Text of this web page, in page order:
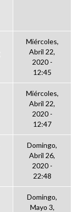
Miércoles,
Abril 22,
2020 -
12:45
Miércoles,
Abril 22,
2020 -
12:47
Domingo,
Abril 26,
2020 -
22:48
Domingo,
Mayo 3,